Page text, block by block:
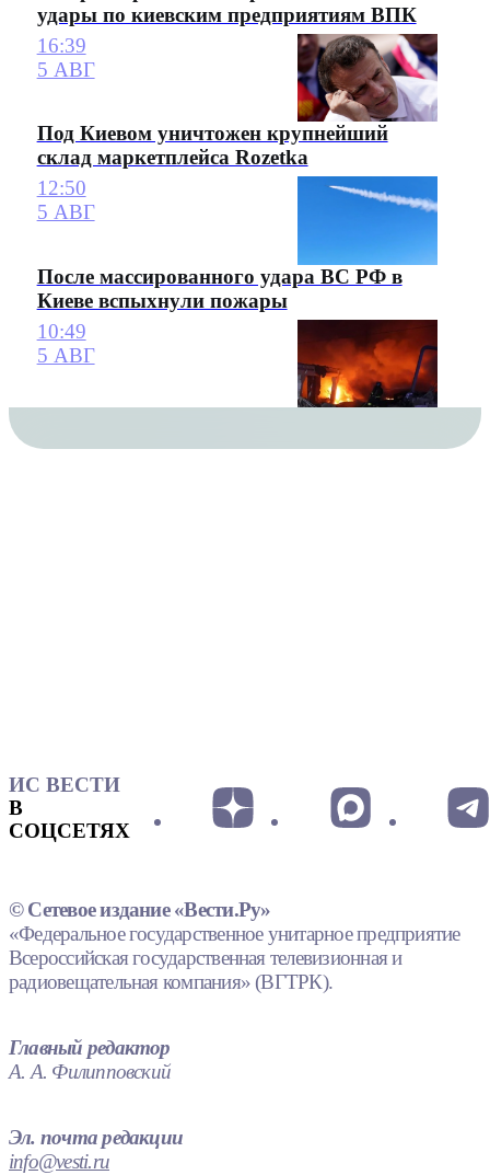
удары по киевским предприятиям ВПК
16:39
5 АВГ
Под Киевом уничтожен крупнейший
склад маркетплейса Rozetka
12:50
5 АВГ
После массированного удара ВС РФ в
Киеве вспыхнули пожары
10:49
5 АВГ
ИС ВЕСТИ
В
СОЦСЕТЯХ
© Сетевое издание «Вести.Ру»
«Федеральное государственное унитарное предприятие
Всероссийская государственная телевизионная и
радиовещательная компания» (ВГТРК).
Главный редактор
А. А. Филипповский
Эл. почта редакции
info@vesti.ru